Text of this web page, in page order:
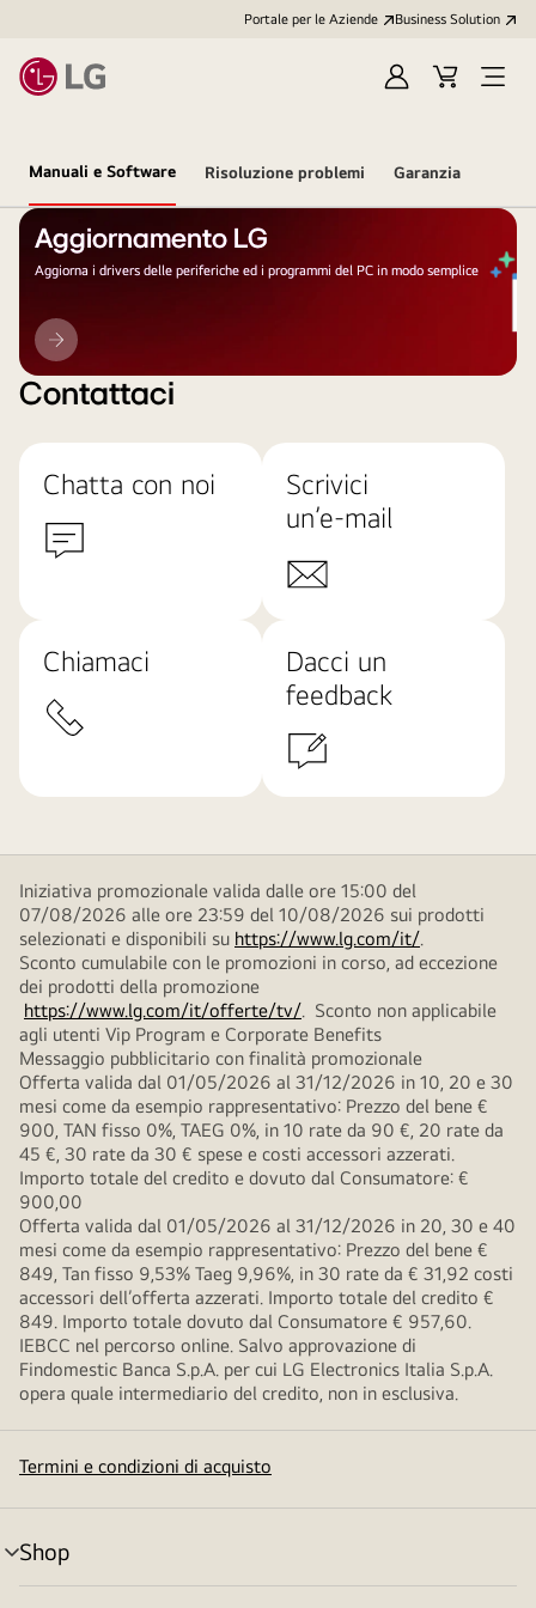
Portale per le Aziende Business Solution
AccediCart
Open
Manuali e Software Risoluzione problemi Garanzia
Aggiornamento LG
Aggiorna i drivers delle periferiche ed i programmi del PC in modo semplice
Aggiornamento
LG
Contattaci
Chatta con noi
Scrivici
un’e-mail
Chiamaci
Dacci un
feedback
Iniziativa promozionale valida dalle ore 15:00 del
07/08/2026 alle ore 23:59 del 10/08/2026 sui prodotti
selezionati e disponibili su https://www.lg.com/it/.
Sconto cumulabile con le promozioni in corso, ad eccezione
dei prodotti della promozione
https://www.lg.com/it/offerte/tv/. Sconto non applicabile
agli utenti Vip Program e Corporate Benefits
Messaggio pubblicitario con finalità promozionale
Offerta valida dal 01/05/2026 al 31/12/2026 in 10, 20 e 30
mesi come da esempio rappresentativo: Prezzo del bene €
900, TAN fisso 0%, TAEG 0%, in 10 rate da 90 €, 20 rate da
45 €, 30 rate da 30 € spese e costi accessori azzerati.
Importo totale del credito e dovuto dal Consumatore: €
900,00
Offerta valida dal 01/05/2026 al 31/12/2026 in 20, 30 e 40
mesi come da esempio rappresentativo: Prezzo del bene €
849, Tan fisso 9,53% Taeg 9,96%, in 30 rate da € 31,92 costi
accessori dell’offerta azzerati. Importo totale del credito €
849. Importo totale dovuto dal Consumatore € 957,60.
IEBCC nel percorso online. Salvo approvazione di
Findomestic Banca S.p.A. per cui LG Electronics Italia S.p.A.
opera quale intermediario del credito, non in esclusiva.
Termini e condizioni di acquisto
Shop
Attivazione
menu